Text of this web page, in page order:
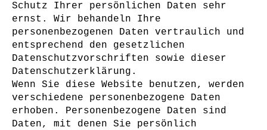
Schutz Ihrer persönlichen Daten sehr
ernst. Wir behandeln Ihre
personenbezogenen Daten vertraulich und
entsprechend den gesetzlichen
Datenschutzvorschriften sowie dieser
Datenschutzerklärung.
Wenn Sie diese Website benutzen, werden
verschiedene personenbezogene Daten
erhoben. Personenbezogene Daten sind
Daten, mit denen Sie persönlich